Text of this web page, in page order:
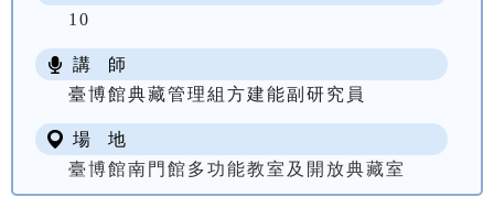
10
講 師
臺博館典藏管理組方建能副研究員
場 地
臺博館南門館多功能教室及開放典藏室